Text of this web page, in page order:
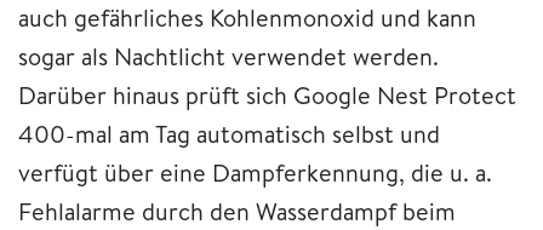
auch gefährliches Kohlenmonoxid und kann
sogar als Nachtlicht verwendet werden.
Darüber hinaus prüft sich Google Nest Protect
400-mal am Tag automatisch selbst und
verfügt über eine Dampferkennung, die u. a.
Fehlalarme durch den Wasserdampf beim